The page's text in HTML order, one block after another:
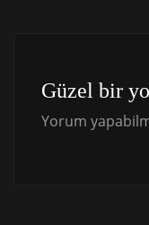
Güzel bir
Yorum